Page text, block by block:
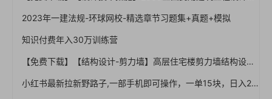
2023年一建法规-环球网校-精选章节习题集+真题+模拟
知识付费年入30万训练营
【免费下载】【结构设计-剪力墙】高层住宅楼剪力墙结构设计实例讲解从入门到精通，133页PDF
小红书最新拉新野路子,一部手机即可操作，一单15块，日入2000+